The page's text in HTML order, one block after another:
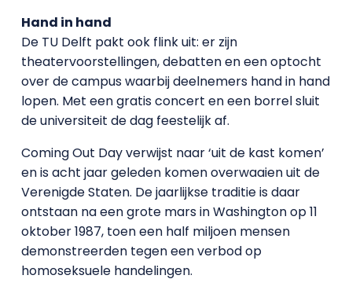
Hand in hand
De TU Delft pakt ook flink uit: er zijn
theatervoorstellingen, debatten en een optocht
over de campus waarbij deelnemers hand in hand
lopen. Met een gratis concert en een borrel sluit
de universiteit de dag feestelijk af.
Coming Out Day verwijst naar ‘uit de kast komen’
en is acht jaar geleden komen overwaaien uit de
Verenigde Staten. De jaarlijkse traditie is daar
ontstaan na een grote mars in Washington op 11
oktober 1987, toen een half miljoen mensen
demonstreerden tegen een verbod op
homoseksuele handelingen.